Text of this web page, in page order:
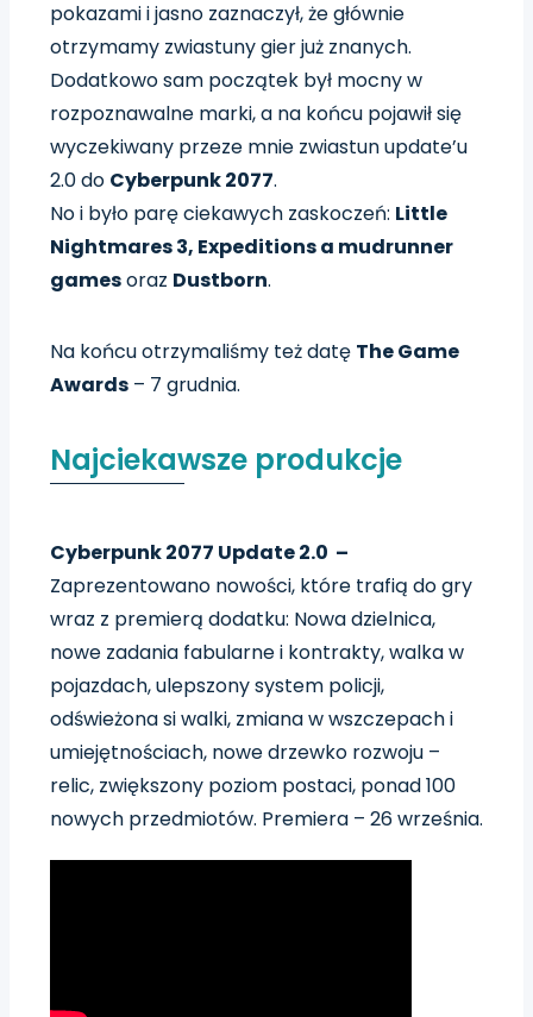
pokazami i jasno zaznaczył, że głównie
otrzymamy zwiastuny gier już znanych.
Dodatkowo sam początek był mocny w
rozpoznawalne marki, a na końcu pojawił się
wyczekiwany przeze mnie zwiastun update’u
2.0 do Cyberpunk 2077.
No i było parę ciekawych zaskoczeń: Little
Nightmares 3, Expeditions a mudrunner
gamesoraz Dustborn.
Na końcu otrzymaliśmy też datę The Game
Awards – 7 grudnia.
Najciekawsze produkcje
Cyberpunk 2077 Update 2.0 –
Zaprezentowano nowości, które trafią do gry
wraz z premierą dodatku: Nowa dzielnica,
nowe zadania fabularne i kontrakty, walka w
pojazdach, ulepszony system policji,
odświeżona si walki, zmiana w wszczepach i
umiejętnościach, nowe drzewko rozwoju –
relic, zwiększony poziom postaci, ponad 100
nowych przedmiotów. Premiera – 26 września.